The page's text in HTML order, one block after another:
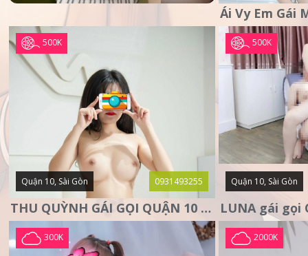
500K
Quận 10, Sài Gòn 0931493255
THU QUỲNH GÁI GỌI QUẬN 10 – MẶT XINH DA TRẮNG – SANG
500K
Quận 10, Sài Gòn
300K 2000K